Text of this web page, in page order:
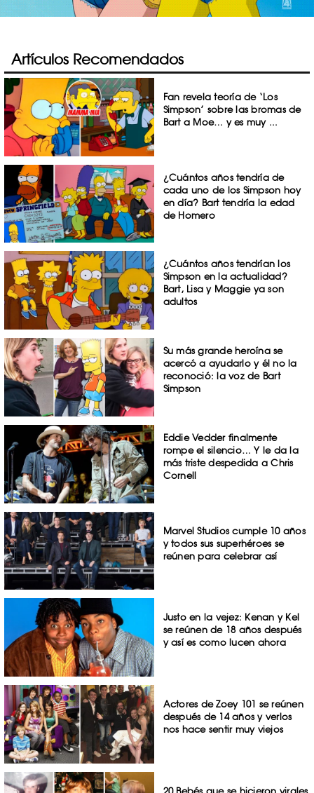
Artículos Recomendados
Fan revela teoría de ‘Los
Simpson’ sobre las bromas de
Bart a Moe… y es muy ...
¿Cuántos años tendría de
cada uno de los Simpson hoy
en día? Bart tendría la edad
de Homero
¿Cuántos años tendrían los
Simpson en la actualidad?
Bart, Lisa y Maggie ya son
adultos
Su más grande heroína se
acercó a ayudarlo y él no la
reconoció: la voz de Bart
Simpson
Eddie Vedder finalmente
rompe el silencio… Y le da la
más triste despedida a Chris
Cornell
Marvel Studios cumple 10 años
y todos sus superhéroes se
reúnen para celebrar así
Justo en la vejez: Kenan y Kel
se reúnen de 18 años después
y así es como lucen ahora
Actores de Zoey 101 se reúnen
después de 14 años y verlos
nos hace sentir muy viejos